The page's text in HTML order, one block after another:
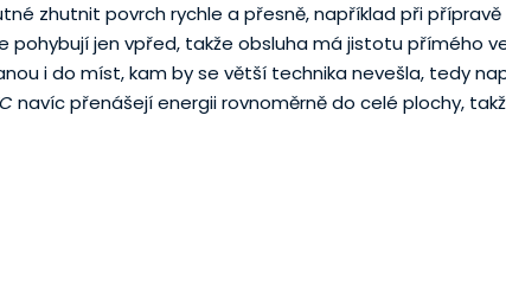
zhutnit povrch rychle a přesně, například při
jen vpřed, takže obsluha má jistotu přímého
i do míst, kam by se větší technika nevešla, tedy
navíc přenášejí energii rovnoměrně do celé plochy,